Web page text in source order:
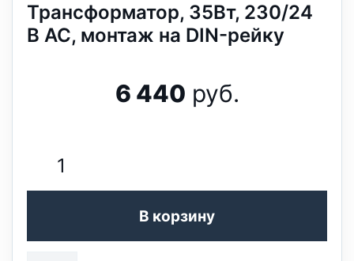
Трансформатор, 35Вт, 230/24
В АС, монтаж на DIN-рейку
6 440 руб.
В корзину